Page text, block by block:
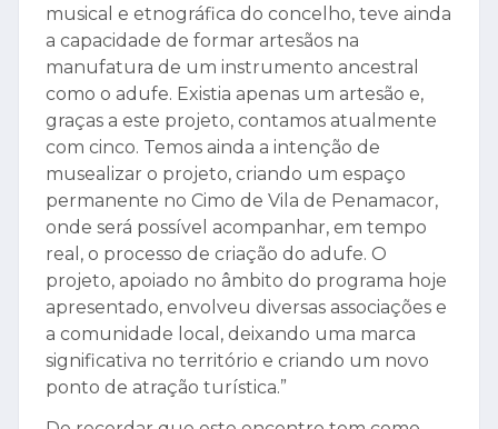
musical e etnográfica do concelho, teve ainda
a capacidade de formar artesãos na
manufatura de um instrumento ancestral
como o adufe. Existia apenas um artesão e,
graças a este projeto, contamos atualmente
com cinco. Temos ainda a intenção de
musealizar o projeto, criando um espaço
permanente no Cimo de Vila de Penamacor,
onde será possível acompanhar, em tempo
real, o processo de criação do adufe. O
projeto, apoiado no âmbito do programa hoje
apresentado, envolveu diversas associações e
a comunidade local, deixando uma marca
significativa no território e criando um novo
ponto de atração turística.”